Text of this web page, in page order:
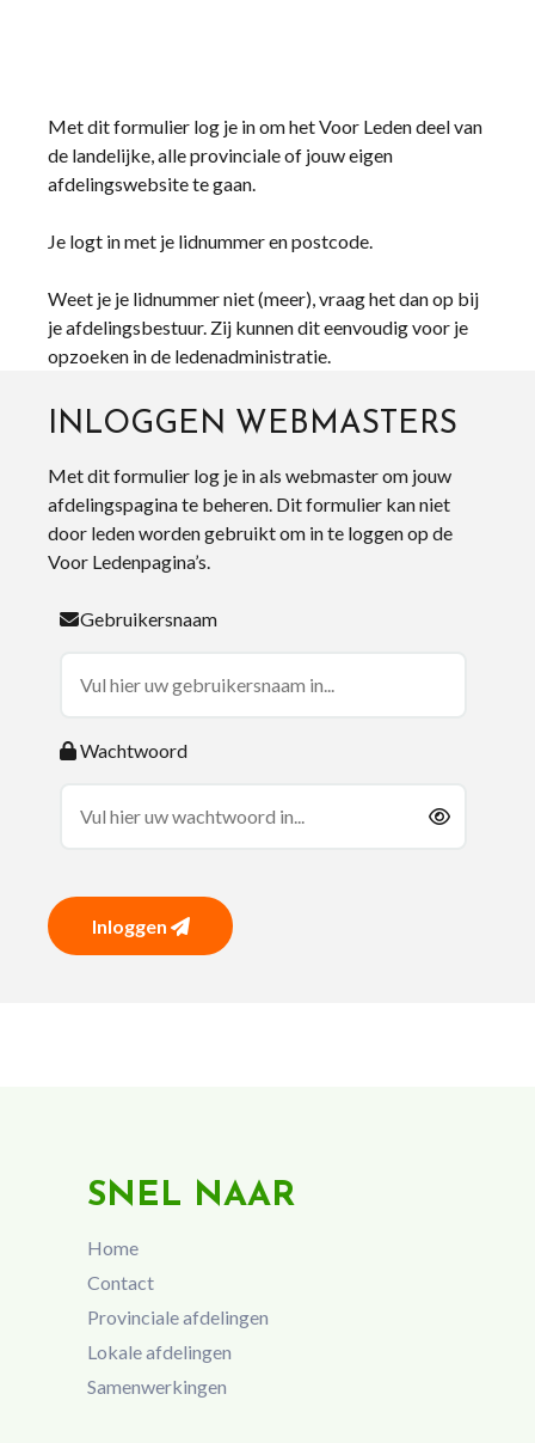
Met dit formulier log je in om het Voor Leden deel van
de landelijke, alle provinciale of jouw eigen
afdelingswebsite te gaan.
Je logt in met je lidnummer en postcode.
Weet je je lidnummer niet (meer), vraag het dan op bij
je afdelingsbestuur. Zij kunnen dit eenvoudig voor je
opzoeken in de ledenadministratie.
INLOGGEN WEBMASTERS
Met dit formulier log je in als webmaster om jouw
afdelingspagina te beheren. Dit formulier kan niet
door leden worden gebruikt om in te loggen op de
Voor Ledenpagina’s.
Gebruikersnaam
Wachtwoord
Inloggen
SNEL NAAR
Home
Contact
Provinciale afdelingen
Lokale afdelingen
Samenwerkingen